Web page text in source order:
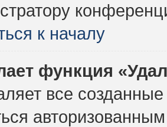
к началу
функция
все